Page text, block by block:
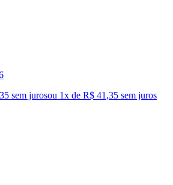
sem jurosou 1x de R$ 41,35 sem juros